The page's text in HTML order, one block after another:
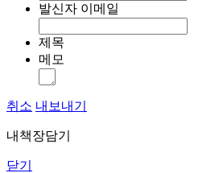
발신자 이메일
제목
메모
취소 내보내기
내책장담기
닫기